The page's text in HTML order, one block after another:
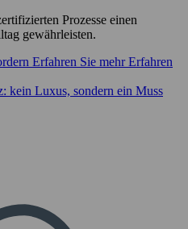
Prozesse einen
gewährleisten.
Erfahren Sie mehr Erfahren
kein Luxus, sondern ein Muss